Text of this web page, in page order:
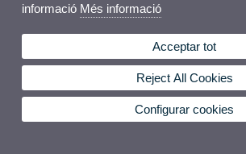
informació Més informació
Acceptar tot
Reject All Cookies
Configurar cookies